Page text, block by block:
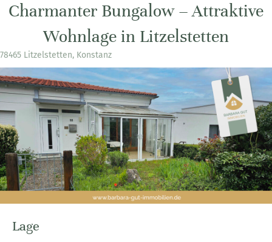
Charmanter Bungalow – Attraktive
Wohnlage in Litzelstetten
78465 Litzelstetten, Konstanz
Lage